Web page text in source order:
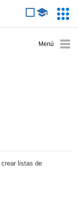
crear listas de